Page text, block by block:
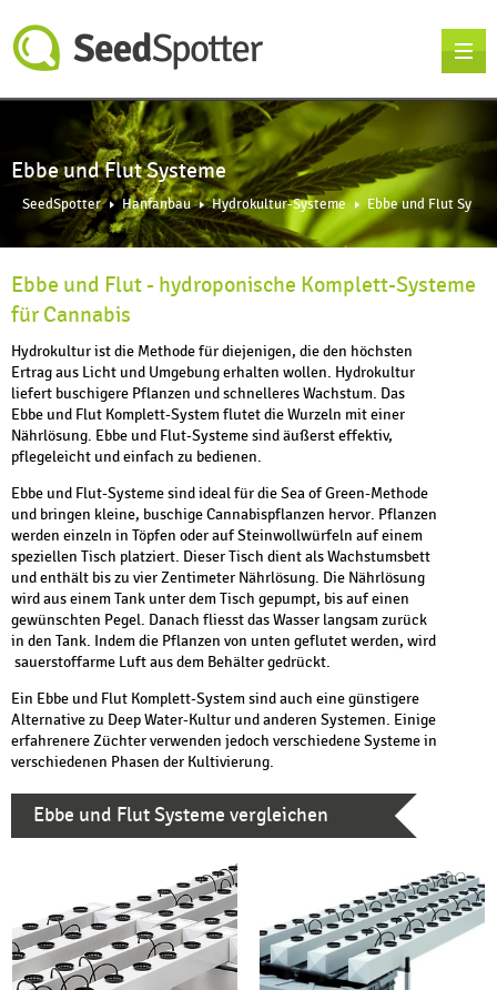
Ebbe und Flut Systeme
SeedSpotter Hanfanbau Hydrokultur-Systeme Ebbe und Flut Systeme
Ebbe und Flut - hydroponische Komplett-Systeme
für Cannabis
Hydrokultur ist die Methode für diejenigen, die den höchsten
Ertrag aus Licht und Umgebung erhalten wollen. Hydrokultur
liefert buschigere Pflanzen und schnelleres Wachstum. Das
Ebbe und Flut Komplett-System flutet die Wurzeln mit einer
Nährlösung. Ebbe und Flut-Systeme sind äußerst effektiv,
pflegeleicht und einfach zu bedienen.
Ebbe und Flut-Systeme sind ideal für die Sea of Green-Methode
und bringen kleine, buschige Cannabispflanzen hervor. Pflanzen
werden einzeln in Töpfen oder auf Steinwollwürfeln auf einem
speziellen Tisch platziert. Dieser Tisch dient als Wachstumsbett
und enthält bis zu vier Zentimeter Nährlösung. Die Nährlösung
wird aus einem Tank unter dem Tisch gepumpt, bis auf einen
gewünschten Pegel. Danach fliesst das Wasser langsam zurück
in den Tank. Indem die Pflanzen von unten geflutet werden, wird
sauerstoffarme Luft aus dem Behälter gedrückt.
Ein Ebbe und Flut Komplett-System sind auch eine günstigere
Alternative zu Deep Water-Kultur und anderen Systemen. Einige
erfahrenere Züchter verwenden jedoch verschiedene Systeme in
verschiedenen Phasen der Kultivierung.
Ebbe und Flut Systeme vergleichen